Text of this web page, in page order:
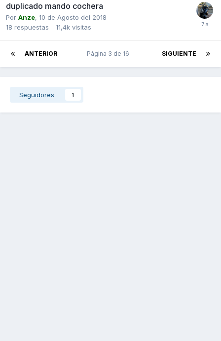
duplicado mando cochera
Por Anze, 10 de Agosto del 2018
18 respuestas 11,4k visitas
ANTERIOR SIGUIENTE
Página 3 de 16
Seguidores 1